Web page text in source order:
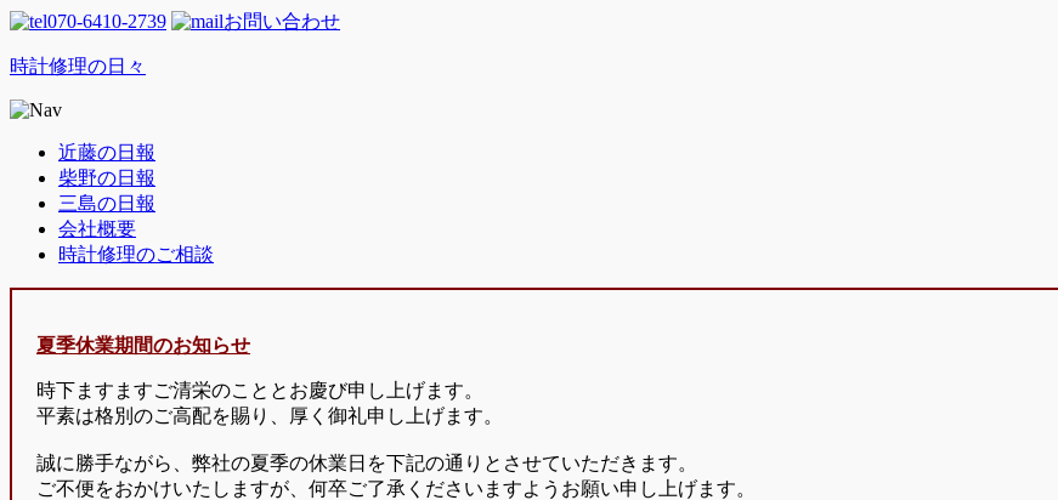
070-6410-2739 お問い合わせ
時計修理の日々
近藤の日報
柴野の日報
三島の日報
会社概要
時計修理のご相談
夏季休業期間のお知らせ
時下ますますご清栄のこととお慶び申し上げます。
平素は格別のご高配を賜り、厚く御礼申し上げます。
誠に勝手ながら、弊社の夏季の休業日を下記の通りとさせていただきます。
ご不便をおかけいたしますが、何卒ご了承くださいますようお願い申し上げます。